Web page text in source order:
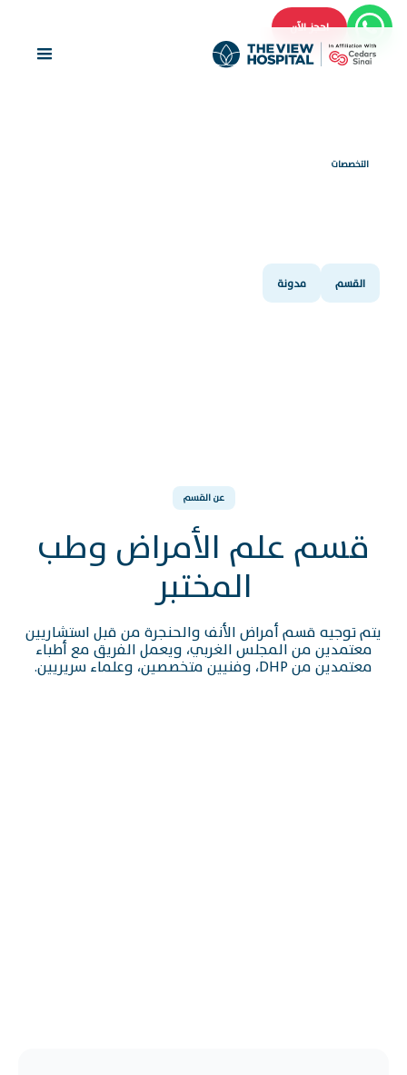
احجز الآن
التخصصات
القسم مدونة
عن القسم
قسم علم الأمراض وطب
المختبر
يتم توجيه قسم أمراض الأنف والحنجرة من قبل استشاريين
معتمدين من المجلس الغربي، ويعمل الفريق مع أطباء
معتمدين من DHP، وفنيين متخصصين، وعلماء سريريين.